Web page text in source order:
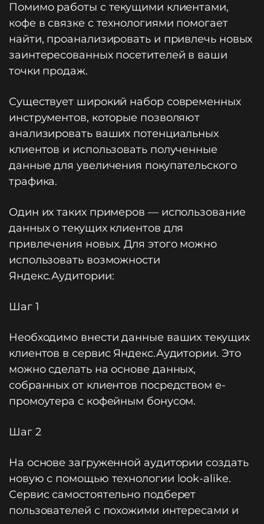
Помимо работы с текущими клиентами,
кофе в связке с технологиями помогает
найти, проанализировать и привлечь новых
заинтересованных посетителей в ваши
точки продаж.
Существует широкий набор современных
инструментов, которые позволяют
анализировать ваших потенциальных
клиентов и использовать полученные
данные для увеличения покупательского
трафика.
Один их таких примеров — использование
данных о текущих клиентов для
привлечения новых. Для этого можно
использовать возможности
Яндекс.Аудитории:
Шаг 1
Необходимо внести данные ваших текущих
клиентов в сервис Яндекс.Аудитории. Это
можно сделать на основе данных,
собранных от клиентов посредством e-
промоутера с кофейным бонусом.
Шаг 2
На основе загруженной аудитории создать
новую с помощью технологии look-alike.
Сервис самостоятельно подберет
пользователей с похожими интересами и